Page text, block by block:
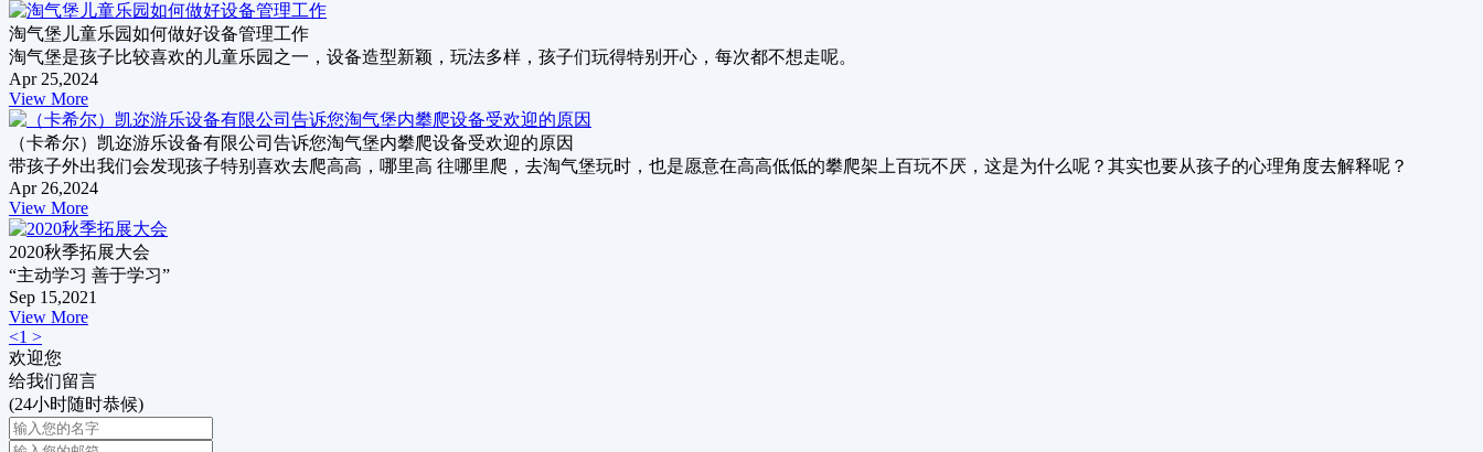
淘气堡儿童乐园如何做好设备管理工作
淘气堡是孩子比较喜欢的儿童乐园之一，设备造型新颖，玩法多样，孩子们玩得特别开心，每次都不想走呢。
Apr 25,2024
View More
（卡希尔）凯迩游乐设备有限公司告诉您淘气堡内攀爬设备受欢迎的原因
带孩子外出我们会发现孩子特别喜欢去爬高高，哪里高 往哪里爬，去淘气堡玩时，也是愿意在高高低低的攀爬架上百玩不厌，这是为什么呢？其实也要从孩子的心理角度去解释呢？
Apr 26,2024
View More
2020秋季拓展大会
“主动学习 善于学习”
Sep 15,2021
View More
<1 >
欢迎您
给我们留言
(24小时随时恭候)